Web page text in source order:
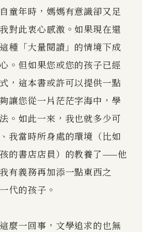
童年時，媽媽有意識卻又足
對此衷心感激。如果現在還
種「大量閱讀」的情境下成
。但如果您或您的孩子已經
，這本書或許可以提供一點
讓您從一片茫茫字海中，學
。如此一來，我也就多少可
我當時所身處的環境（比如
的書店店員）的教養了——他
有義務再加添一點東西之
代的孩子。
麼一回事，文學追求的也無